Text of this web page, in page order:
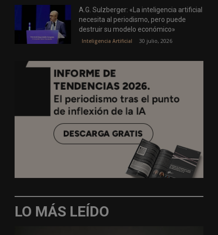
A.G. Sulzberger: «La inteligencia artificial
necesita al periodismo, pero puede
destruir su modelo económico»
Inteligencia Artificial 30 julio, 2026
LO MÁS LEÍDO